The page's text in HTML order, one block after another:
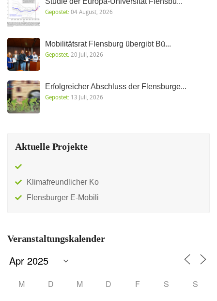
Gepostet:04 August, 2026
Mobilitätsrat Flensburg übergibt Bü...
Gepostet:20 Juli, 2026
Erfolgreicher Abschluss der Flensburge...
Gepostet: 13 Juli, 2026
Aktuelle Projekte
Klimafreundlicher Ko
Flensburger E-Mobili
Veranstaltungskalender
M D M D F S S